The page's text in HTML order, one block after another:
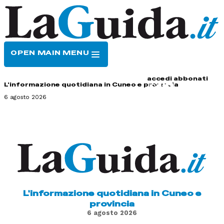
OPEN MAIN MENU
accedi abbonati
L'informazione quotidiana in Cuneo e provincia
6 agosto 2026
L'informazione quotidiana in Cuneo e
provincia
6 agosto 2026